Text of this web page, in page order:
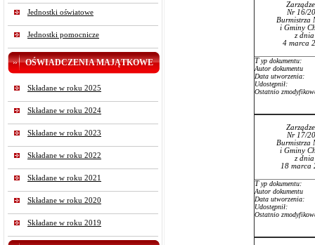
Jednostki oświatowe
Jednostki pomocnicze
OŚWIADCZENIA MAJĄTKOWE
Składane w roku 2025
Składane w roku 2024
Składane w roku 2023
Składane w roku 2022
Składane w roku 2021
Składane w roku 2020
Składane w roku 2019
Nr 16/
Burmistrza
i Gminy
z
4 marca
Typ dokumentu:
Autor dokumentu
Data utworzenia:
Udostępnił:
Ostatnio
Nr 17/
Burmistrza
i Gminy
z
18 marca
Typ dokumentu:
Autor dokumentu
Data utworzenia:
Udostępnił:
Ostatnio